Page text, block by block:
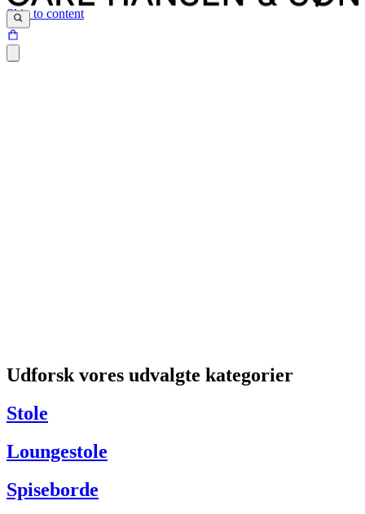
Skip to content
Har du brug for hjælp så kontakt venligst kundeservice via:
Tel +45 63 13 26 72
Udforsk vores udvalgte kategorier
Stole
Loungestole
Spiseborde